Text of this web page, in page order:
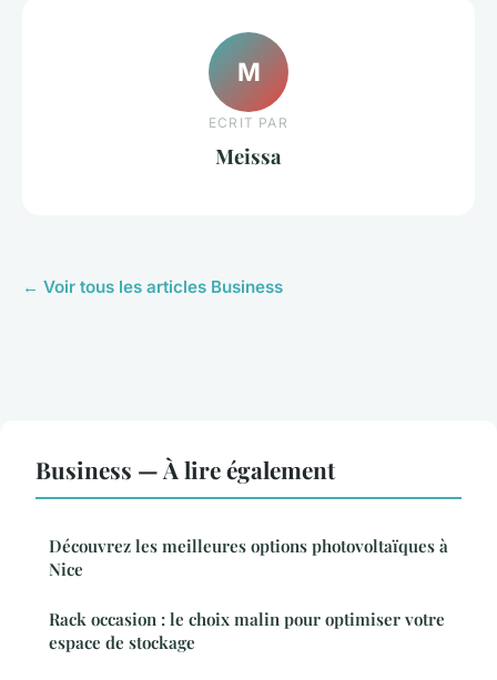
M
ECRIT PAR
Meissa
← Voir tous les articles Business
Business — À lire également
Découvrez les meilleures options photovoltaïques à
Nice
Rack occasion : le choix malin pour optimiser votre
espace de stockage